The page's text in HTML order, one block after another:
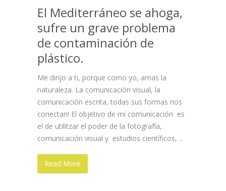
El Mediterráneo se ahoga,
sufre un grave problema
de contaminación de
plástico.
Me dirijo a ti, porque como yo, amas la
naturaleza. La comunicación visual, la
comunicación escrita, todas sus formas nos
conectan! El objetivo de mi comunicación es
el de utilitzar el poder de la fotografía,
comunicación visual y estudios científicos, ..
Read More